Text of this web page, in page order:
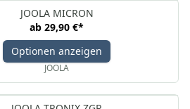
JOOLA MICRON
ab 29,90 €*
Optionen anzeigen
JOOLA